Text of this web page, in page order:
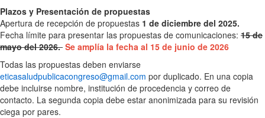
Plazos y Presentación de propuestas
Apertura de recepción de propuestas 1 de diciembre del 2025.
Fecha límite para presentar las propuestas de comunicaciones: 15 de
mayo del 2026. Se amplía la fecha al 15 de junio de 2026
Todas las propuestas deben enviarse
eticasaludpublicacongreso@gmail.com por duplicado. En una copia
debe incluirse nombre, institución de procedencia y correo de
contacto. La segunda copia debe estar anonimizada para su revisión
ciega por pares.